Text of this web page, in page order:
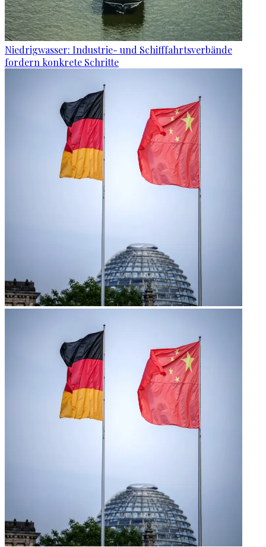
Niedrigwasser: Industrie- und Schifffahrtsverbände
fordern konkrete Schritte